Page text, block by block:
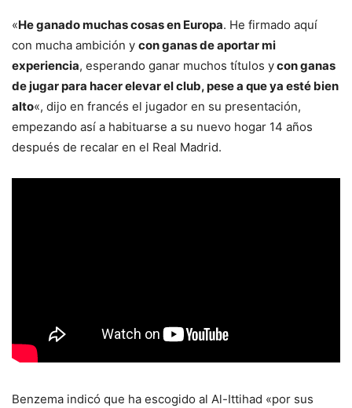
«He ganado muchas cosas en Europa. He firmado aquí
con mucha ambición y con ganas de aportar mi
experiencia, esperando ganar muchos títulos ycon ganas
de jugar para hacer elevar el club, pese a que ya esté bien
alto«, dijo en francés el jugador en su presentación,
empezando así a habituarse a su nuevo hogar 14 años
después de recalar en el Real Madrid.
Benzema indicó que ha escogido al Al-Ittihad «por sus